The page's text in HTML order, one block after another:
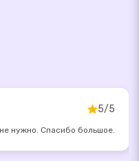
5/5
нужно. Спасибо большое.